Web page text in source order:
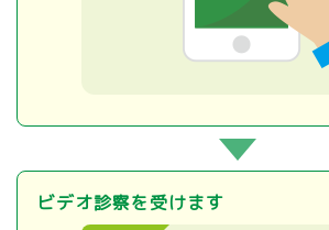
ビデオ診察を受けます